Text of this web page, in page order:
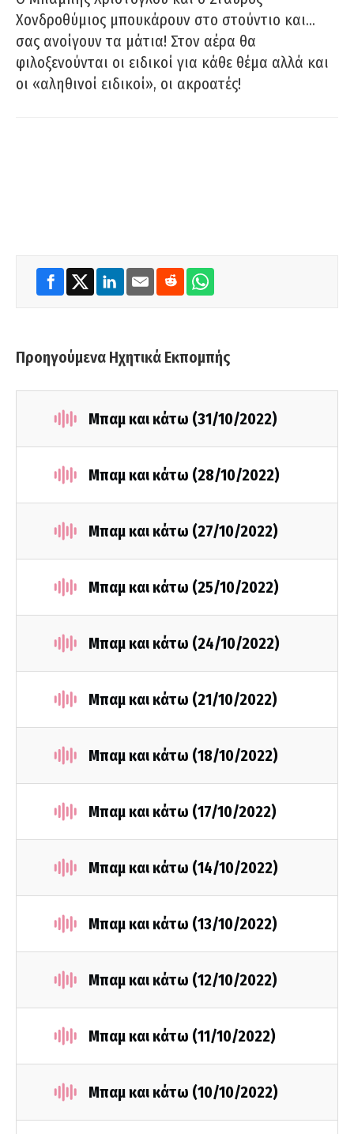
Χονδροθύμιος μπουκάρουν στο στούντιο και…
σας ανοίγουν τα μάτια! Στον αέρα θα
φιλοξενούνται οι ειδικοί για κάθε θέμα αλλά και
οι «αληθινοί ειδικοί», οι ακροατές!
Προηγούμενα Ηχητικά Εκπομπής
Μπαμ και κάτω (31/10/2022)
Μπαμ και κάτω (28/10/2022)
Μπαμ και κάτω (27/10/2022)
Μπαμ και κάτω (25/10/2022)
Μπαμ και κάτω (24/10/2022)
Μπαμ και κάτω (21/10/2022)
Μπαμ και κάτω (18/10/2022)
Μπαμ και κάτω (17/10/2022)
Μπαμ και κάτω (14/10/2022)
Μπαμ και κάτω (13/10/2022)
Μπαμ και κάτω (12/10/2022)
Μπαμ και κάτω (11/10/2022)
Μπαμ και κάτω (10/10/2022)